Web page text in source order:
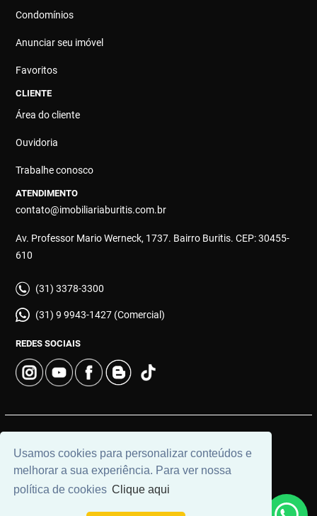
Usamos cookies para personalizar conteúdos e
melhorar a sua experiência. Para ver nossa
política de cookies Clique aqui
Condomínios
Anunciar seu imóvel
Favoritos
CLIENTE
Área do cliente
Ouvidoria
Trabalhe conosco
ATENDIMENTO
contato@imobiliariaburitis.com.br
Av. Professor Mario Werneck, 1737. Bairro Buritis. CEP: 30455-
610
(31) 3378-3300
(31) 9 9943-1427 (Comercial)
REDES SOCIAIS
Universal Software.